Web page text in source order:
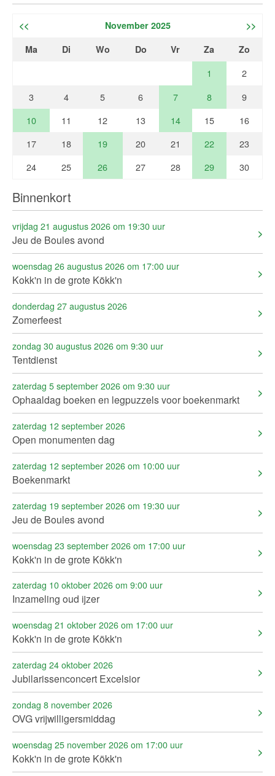
<< November 2025
>>
Ma
Di Wo Do Vr Za Zo
1
2
3
4 5 6 7 8
9
10
11 12 13 14 15
16
17
18 19 20 21 22
23
24
25 26 27 28 29 30
Binnenkort
vrijdag 21 augustus 2026 om 19:30 uur
Jeu de Boules avond
woensdag 26 augustus 2026 om 17:00 uur
Kokk'n in de grote Kökk'n
donderdag 27 augustus 2026
Zomerfeest
zondag 30 augustus 2026 om 9:30 uur
Tentdienst
zaterdag 5 september 2026 om 9:30 uur
Ophaaldag boeken en legpuzzels voor boekenmarkt
zaterdag 12 september 2026
Open monumenten dag
zaterdag 12 september 2026 om 10:00 uur
Boekenmarkt
zaterdag 19 september 2026 om 19:30 uur
Jeu de Boules avond
woensdag 23 september 2026 om 17:00 uur
Kokk'n in de grote Kökk'n
zaterdag 10 oktober 2026 om 9:00 uur
Inzameling oud ijzer
woensdag 21 oktober 2026 om 17:00 uur
Kokk'n in de grote Kökk'n
zaterdag 24 oktober 2026
Jubilarissenconcert Excelsior
zondag 8 november 2026
OVG vrijwilligersmiddag
woensdag 25 november 2026 om 17:00 uur
Kokk'n in de grote Kökk'n